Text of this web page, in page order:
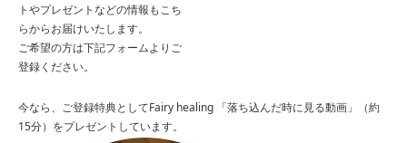
トやプレゼントなどの情報もこち
らからお届けいたします。
ご希望の方は下記フォームよりご
登録ください。
今なら、ご登録特典としてFairy healing 「落ち込んだ時に見る動画」（約
15分）をプレゼントしています。